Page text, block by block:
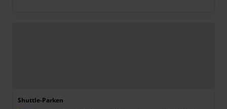
Shuttle-Parken